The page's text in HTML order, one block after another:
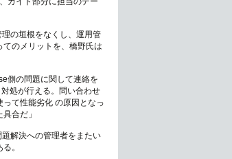
の垣根をなくし、運用管
のメリットを、橋野氏は
側の問題に関して連絡を
処が行える。問い合わせ
て性能劣化 の原因となっ
合だ」
解決への管理者をまたい
。